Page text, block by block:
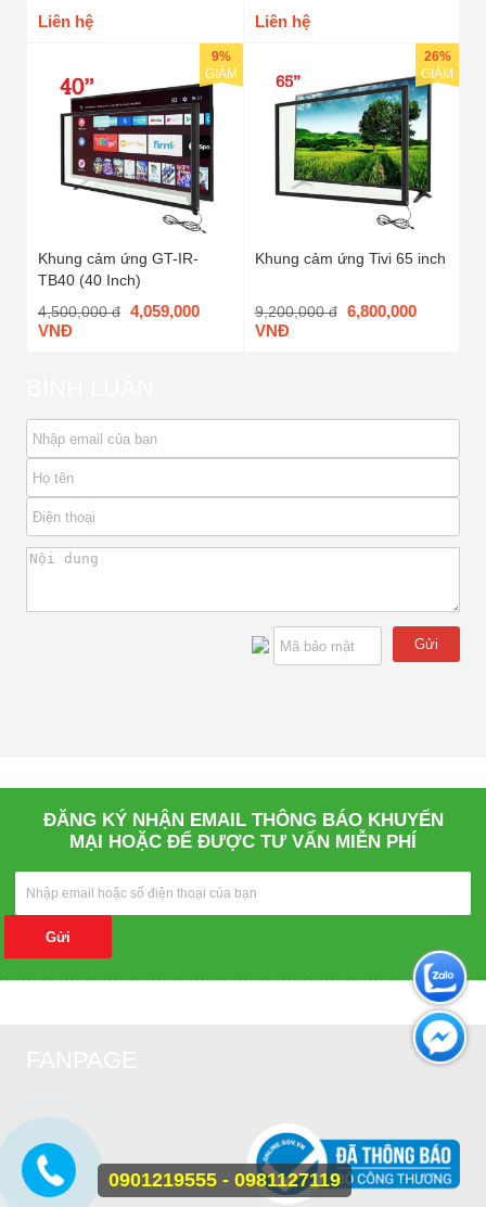
Liên hệ Liên hệ
Khung cảm ứng GT-IR-
TB40 (40 Inch)
4,500,000 đ 4,059,000
VNĐ
9%
GIẢM
Khung cảm ứng Tivi 65 inch
9,200,000 đ 6,800,000
VNĐ
26%
GIẢM
Gửi
ĐĂNG KÝ NHẬN EMAIL THÔNG BÁO KHUYẾN
MẠI HOẶC ĐỂ ĐƯỢC TƯ VẤN MIỄN PHÍ
Gửi
0901219555 - 0981127119